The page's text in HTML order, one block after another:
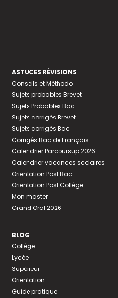
ASTUCES RÉVISIONS
Conseils et Méthodo
Sujets probables Brevet
Sujets Probables Bac
Sujets corrigés Brevet
Sujets corrigés Bac
Corrigés Bac de Français
Calendrier Parcoursup 2026
Calendrier vacances scolaires
Orientation Post Bac
Orientation Post Collège
Mon master
Grand Oral 2026
BLOG
Collège
Lycée
Supérieur
Orientation
Guide pratique